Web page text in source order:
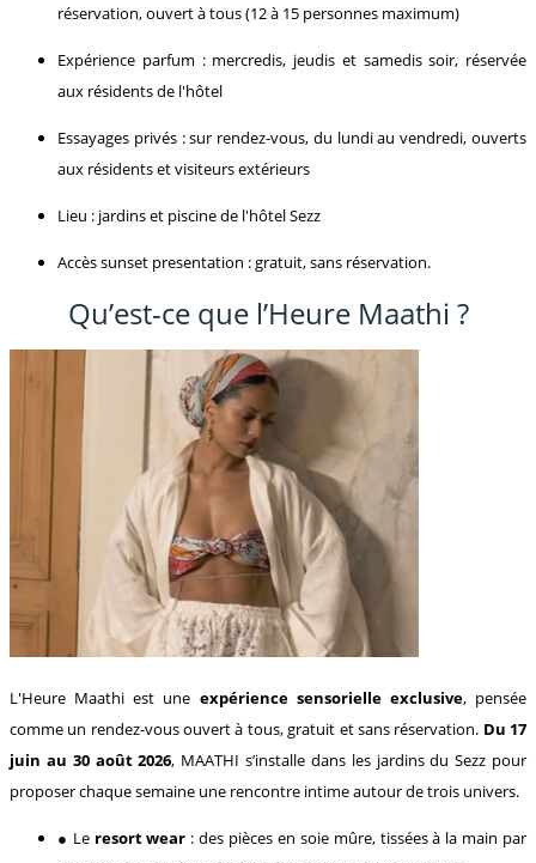
réservation, ouvert à tous (12 à 15 personnes maximum)
Expérience parfum : mercredis, jeudis et samedis soir, réservée
aux résidents de l'hôtel
Essayages privés : sur rendez-vous, du lundi au vendredi, ouverts
aux résidents et visiteurs extérieurs
Lieu : jardins et piscine de l'hôtel Sezz
Accès sunset presentation : gratuit, sans réservation.
Qu’est-ce que l’Heure Maathi ?
L'Heure Maathi est une expérience sensorielle exclusive, pensée
comme un rendez-vous ouvert à tous, gratuit et sans réservation. Du 17
juin au 30 août 2026, MAATHI s’installe dans les jardins du Sezz pour
proposer chaque semaine une rencontre intime autour de trois univers.
● Le resort wear : des pièces en soie mûre, tissées à la main par